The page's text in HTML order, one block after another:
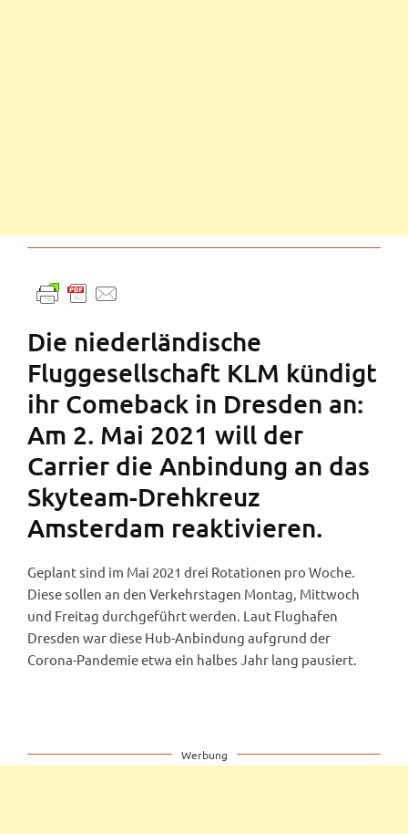
Die niederländische
Fluggesellschaft KLM kündigt
ihr Comeback in Dresden an:
Am 2. Mai 2021 will der
Carrier die Anbindung an das
Skyteam-Drehkreuz
Amsterdam reaktivieren.
Geplant sind im Mai 2021 drei Rotationen pro Woche.
Diese sollen an den Verkehrstagen Montag, Mittwoch
und Freitag durchgeführt werden. Laut Flughafen
Dresden war diese Hub-Anbindung aufgrund der
Corona-Pandemie etwa ein halbes Jahr lang pausiert.
Werbung